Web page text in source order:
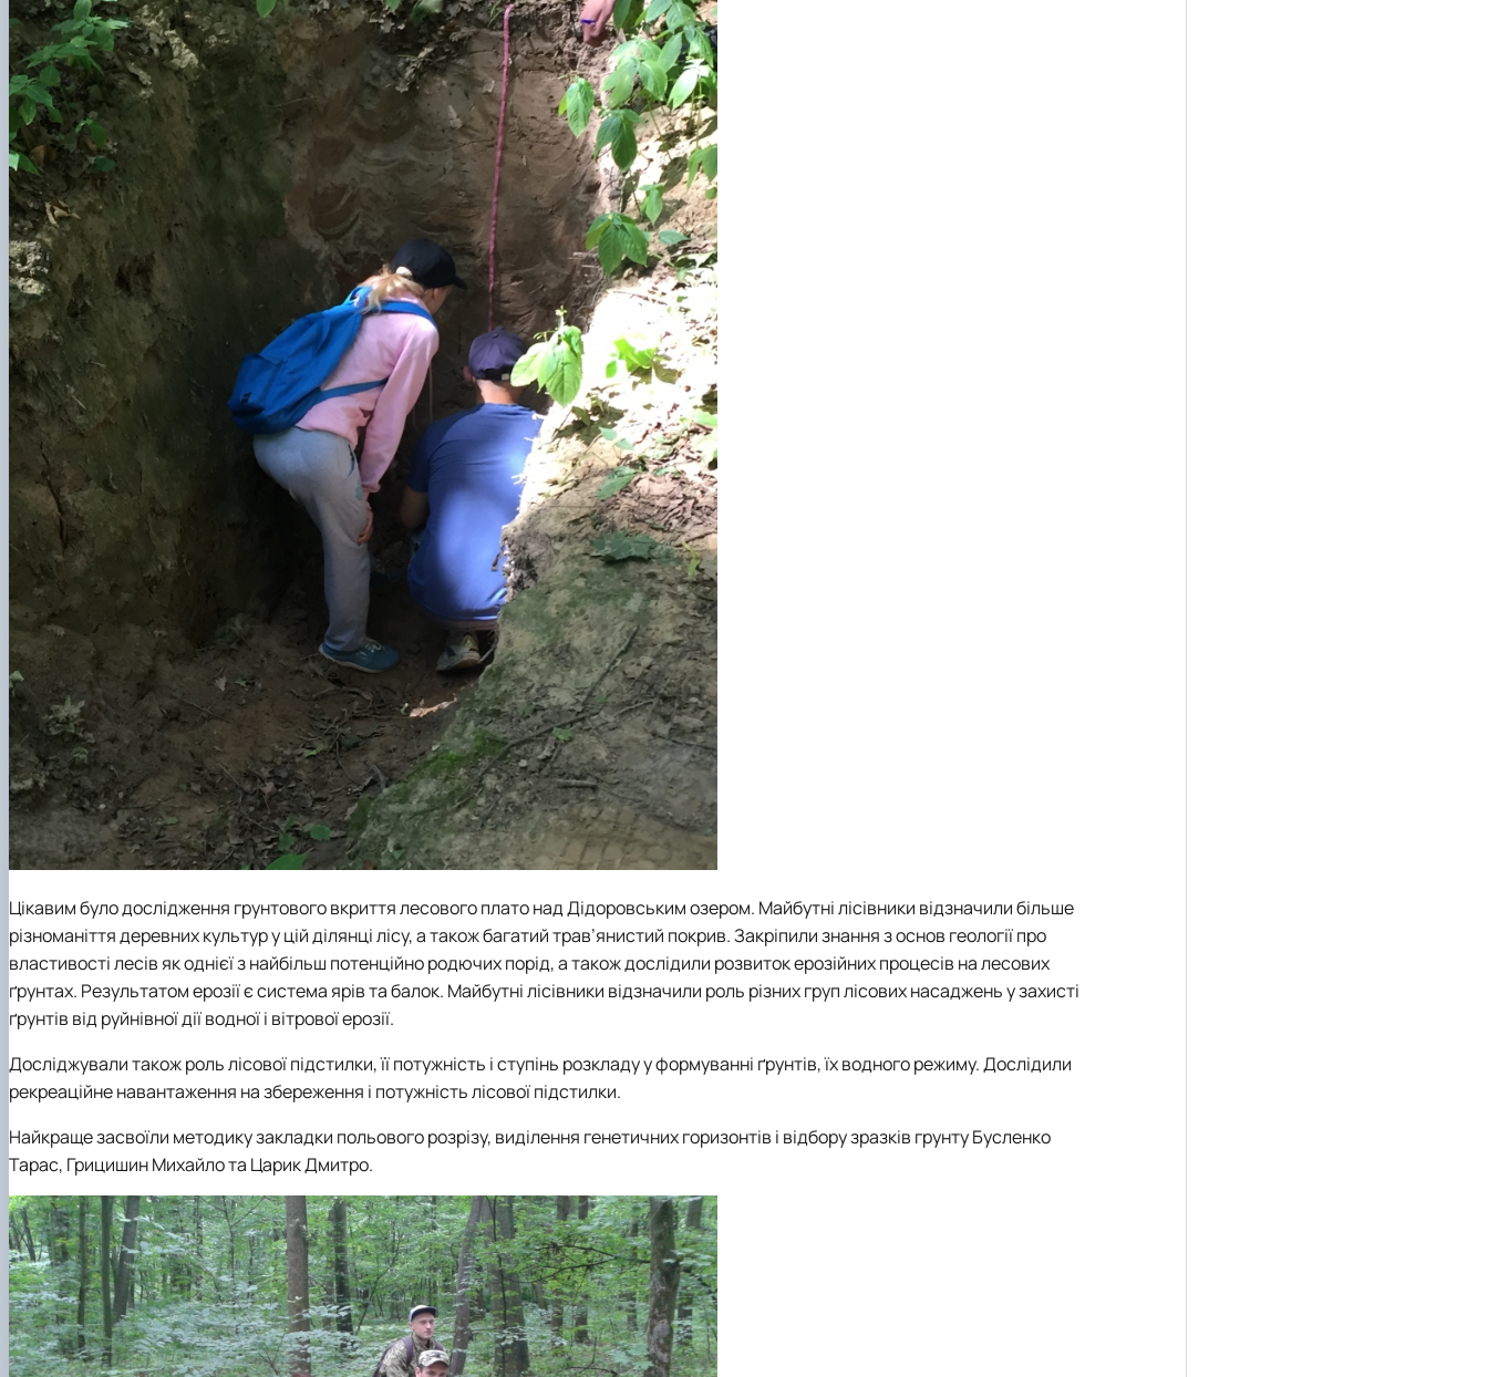
Цікавим було дослідження грунтового вкриття лесового плато над Дідоровським озером. Майбутні лісівники відзначили більше
різноманіття деревних культур у цій ділянці лісу, а такожбагатий трав’янистий покрив. Закріпили знання з основ геології про
властивості лесів як однієї з найбільш потенційно родючих порід, а також дослідили розвиток ерозійних процесів на лесових
ґрунтах. Результатом ерозії є система ярів та балок. Майбутні лісівники відзначили роль різних груп лісових насаджень у захисті
ґрунтів від руйнівної дії водної і вітрової ерозії.
Досліджували також роль лісової підстилки, її потужність і ступінь розкладууформуванні ґрунтів, їхводного режиму. Дослідили
рекреаційне навантаження на збереження і потужність лісової підстилки.
Найкраще засвоїли методику закладки польового розрізу, виділення генетичних горизонтів і відбору зразків грунту Бусленко
Тарас, Грицишин Михайло та Царик Дмитро.